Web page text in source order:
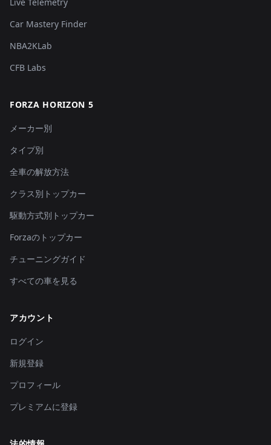
Car Mastery Finder
NBA2KLab
CFB Labs
FORZA HORIZON 5
メーカー別
タイプ別
全車の解放方法
クラス別トップカー
駆動方式別トップカー
Forzaのトップカー
チューニングガイド
すべての車を見る
アカウント
ログイン
新規登録
プロフィール
プレミアムに登録